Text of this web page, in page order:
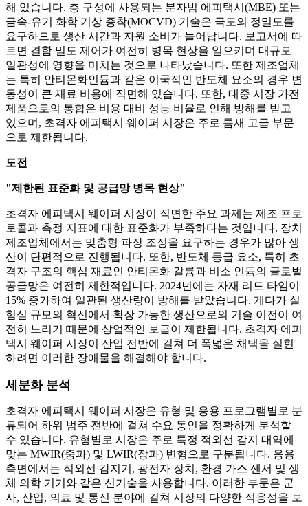
해 있습니다. 층 구성에 사용되는 분자빔 에피택시(MBE) 또는
금속-유기 화학 기상 증착(MOCVD) 기술은 극도의 정밀도를
요구하므로 생산 시간과 자원 소비가 늘어납니다. 보고서에 따
르면 결함 밀도 제어가 여전히 병목 현상을 일으키며 대규모
일관성에 영향을 미치는 것으로 나타났습니다. 또한 제조업체
는 특히 안티몬화인듐과 같은 이국적인 반도체 요소의 경우 변
동성이 큰 재료 비용에 직면해 있습니다. 또한, 대중 시장 가전
제품으로의 통합은 비용 대비 성능 비율로 인해 방해를 받고
있으며, 초격자 에피택시 웨이퍼 시장은 주로 틈새 고급 부문
으로 제한됩니다.
도전
"제한된 표준화 및 공급망 병목 현상"
초격자 에피택시 웨이퍼 시장이 직면한 주요 과제는 제조 프로
토콜과 측정 지표에 대한 표준화가 부족하다는 것입니다. 장치
제조업체에서는 맞춤형 파장 조정을 요구하는 경우가 많아 생
산이 단편적으로 진행됩니다. 또한, 반도체 등급 요소, 특히 초
격자 구조의 핵심 재료인 안티몬화 갈륨과 비소 인듐의 글로벌
공급망은 여전히 ​​제한적입니다. 2024년에는 자재 리드 타임이
15% 증가하여 일관된 생산량이 방해를 받았습니다. 게다가 실
험실 규모의 혁신에서 확장 가능한 생산으로의 기술 이전이 여
전히 느리기 때문에 상업적인 보급이 제한됩니다. 초격자 에피
택시 웨이퍼 시장이 산업 전반에 걸쳐 더 폭넓은 채택을 실현
하려면 이러한 장애물을 해결해야 합니다.
세분화 분석
초격자 에피택시 웨이퍼 시장은 유형 및 응용 프로그램별로 분
류되어 하위 범주 전반에 걸쳐 수요 동인을 정확하게 분석할
수 있습니다. 유형별로 시장은 주로 특정 적외선 감지 대역에
맞는 MWIR(중파) 및 LWIR(장파) 변형으로 구분됩니다. 응용
측면에서는 적외선 감지기, 광전자 장치, 환경 가스 센서 및 생
체 의학 기기와 같은 신기술을 사용합니다. 이러한 부문은 군
사, 산업, 의료 및 통신 분야에 걸쳐 시장의 다양한 적응성을 보